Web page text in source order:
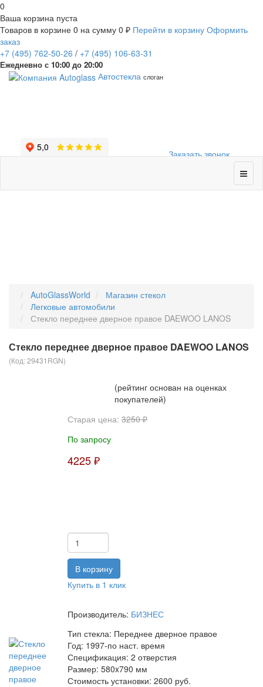
0
Ваша корзина пуста
Товаров в корзине 0 на сумму 0 ₽ Перейти в корзину Оформить
заказ
+7 (495) 762-50-26 / +7 (495) 106-63-31
Ежедневно с 10:00 до 20:00
Заказать звонок
Автостекла слоган
AutoGlassWorld
Магазин стекол
Легковые автомобили
Стекло переднее дверное правое DAEWOO LANOS
Стекло переднее дверное правое DAEWOO LANOS
(Код:29431RGN)
(рейтинг основан на оценках
покупателей)
Старая цена: 3250 ₽
По запросу
4225 ₽
Купить в 1 клик
Производитель: БИЗНЕС
Тип стекла: Переднее дверное правое
Год: 1997-по наст. время
Спецификация: 2 отверстия
Размер: 580x790 мм
Стоимость установки: 2600 руб.